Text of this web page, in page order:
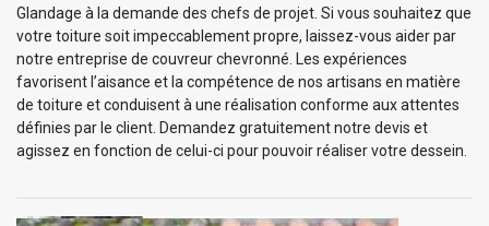
Glandage à la demande des chefs de projet. Si vous souhaitez que
votre toiture soit impeccablement propre, laissez-vous aider par
notre entreprise de couvreur chevronné. Les expériences
favorisent l’aisance et la compétence de nos artisans en matière
de toiture et conduisent à une réalisation conforme aux attentes
définies par le client. Demandez gratuitement notre devis et
agissez en fonction de celui-ci pour pouvoir réaliser votre dessein.